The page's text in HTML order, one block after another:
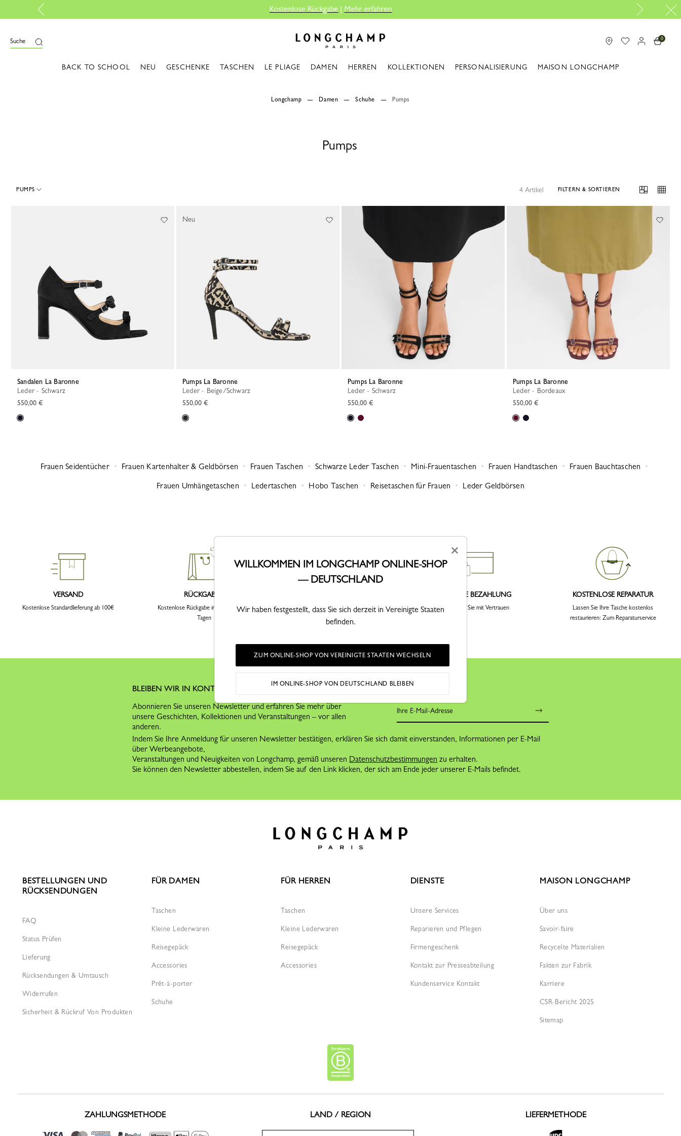
Mehr erfahren
Suche 0
BACK TO SCHOOL NEU GESCHENKE TASCHEN LE PLIAGE DAMEN HERREN KOLLEKTIONEN PERSONALISIERUNG MAISON LONGCHAMP
Longchamp Damen Schuhe Pumps
Pumps
PUMPS 4 Artikel FILTERN & SORTIEREN
Sandalen La Baronne
Leder - Schwarz
550,00 €
Pumps La Baronne
Leder - Beige/Schwarz
550,00 €
Neu
Pumps La Baronne
Leder - Schwarz
550,00 €
Pumps La Baronne
Leder - Bordeaux
550,00 €
Frauen Seidentücher Frauen Kartenhalter & Geldbörsen Frauen Taschen Schwarze Leder Taschen Mini-Frauentaschen Frauen Handtaschen
Frauen Bauchtaschen
Frauen Umhängetaschen
Ledertaschen Hobo Taschen Reisetaschen für Frauen Leder Geldbörsen
VERSAND
Kostenlose Standardlieferung ab 100€
RÜCKGABEN
Kostenlose Rückgabe innerhalb von 30
Tagen
Kostenlose Abholung in der Boutique
3 Stunden oder 3-4 Arbeitstage
SICHERE BEZAHLUNG
Bestellen Sie mit Vertrauen
KOSTENLOSE REPARATUR
Lassen Sie Ihre Tasche kostenlos
restaurieren: Zum Reparaturservice
BLEIBEN WIR IN KONTAKT
Abonnieren Sie unseren Newsletter und erfahren Sie mehr über
unsere Geschichten, Kollektionen und Veranstaltungen – vor allen
anderen.
Indem Sie Ihre Anmeldung für unseren Newsletter bestätigen, erklären Sie sich damit einverstanden, Informationen per E-Mail
über Werbeangebote,
Veranstaltungen und Neuigkeiten von Longchamp, gemäß unseren Datenschutzbestimmungen zu erhalten.
Sie können den Newsletter abbestellen, indem Sie auf den Link klicken, der sich am Ende jeder unserer E-Mails befindet.
BESTELLUNGEN UND
RÜCKSENDUNGEN
FAQ
Status Prüfen
Lieferung
Rücksendungen & Umtausch
Widerrufen
Sicherheit & Rückruf Von Produkten
FÜR DAMEN
Taschen
Kleine Lederwaren
Reisegepäck
Accessories
Prêt-à-porter
Schuhe
FÜR HERREN
Taschen
Kleine Lederwaren
Reisegepäck
Accessories
DIENSTE
Unsere Services
Reparieren und Pflegen
Firmengeschenk
Kontakt zur Presseabteilung
Kundenservice Kontakt
MAISON LONGCHAMP
Über uns
Savoir-faire
Recycelte Materialien
Fakten zur Fabrik
Karriere
CSR-Bericht 2025
Sitemap
ZAHLUNGSMETHODE LAND / REGION LIEFERMETHODE
×
WILLKOMMEN IM LONGCHAMP ONLINE-SHOP
— DEUTSCHLAND
Wir haben festgestellt, dass Sie sich derzeit in Vereinigte Staaten
befinden.
ZUM ONLINE-SHOP VON VEREINIGTE STAATEN WECHSELN
IM ONLINE-SHOP VON DEUTSCHLAND BLEIBEN